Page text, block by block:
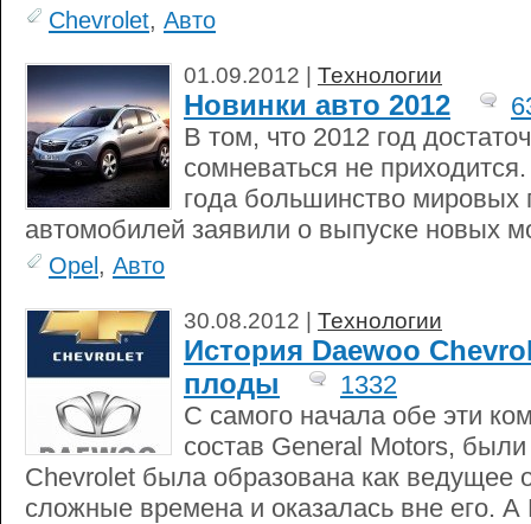
Chevrolet, Авто
01.09.2012 | Технологии
Новинки авто 2012
В том, что 2012 год
сомневаться не
года большинство мировых
автомобилей заявили о выпуске новых
Opel, Авто
30.08.2012 | Технологии
История Daewoo
плоды
1332
С самого начала обе эти
состав General Motors,
Chevrolet была образована как ведущее
сложные времена и оказалась вне его. А